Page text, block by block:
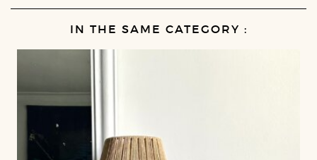
IN THE SAME CATEGORY :